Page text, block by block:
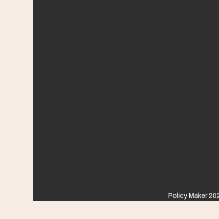
Policy Maker